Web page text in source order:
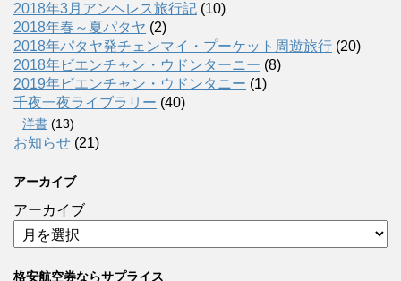
2018年3月アンヘレス旅行記 (10)
2018年春～夏パタヤ (2)
2018年パタヤ発チェンマイ・プーケット周遊旅行 (20)
2018年ビエンチャン・ウドンターニー (8)
2019年ビエンチャン・ウドンタニー (1)
千夜一夜ライブラリー (40)
洋書 (13)
お知らせ (21)
アーカイブ
アーカイブ
格安航空券ならサプライス